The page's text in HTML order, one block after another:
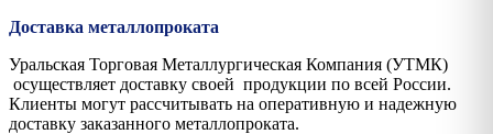
Доставка металлопроката
Уральская Торговая Металлургическая Компания (УТМК)
осуществляет доставку своей продукции по всей России.
Клиенты могут рассчитывать на оперативную и надежную
доставку заказанного металлопроката.